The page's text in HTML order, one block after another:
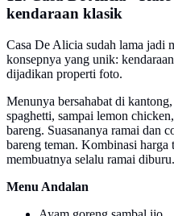
kendaraan klasik
Casa De Alicia sudah lama jadi
konsepnya yang unik:
dijadikan properti foto.
Menunya bersahabat di
spaghetti, sampai lemon
bareng. Suasananya ramai dan
bareng teman. Kombinasi harga
membuatnya selalu ramai diburu.
Menu Andalan